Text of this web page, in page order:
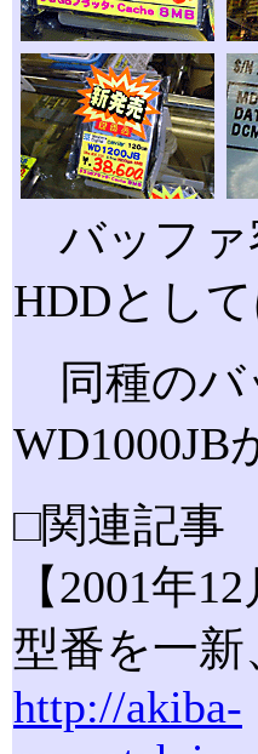
バッファ
HDDとして
同種のバ
□関連記事
【2001年
型番を一新
http://akiba-